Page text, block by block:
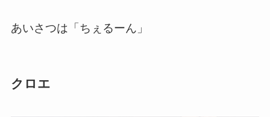
あいさつは「ちぇるーん」
クロエ